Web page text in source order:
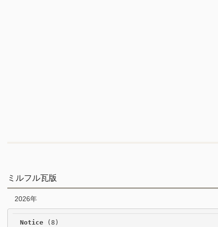
ミルフル瓦版
2026年
Notice (8)